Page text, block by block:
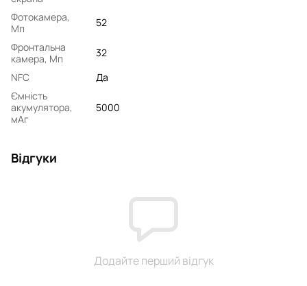
Фотокамера,
Мп
52
Фронтальна
камера, Мп
32
NFC
Да
Ємність
акумулятора,
мАг
5000
Відгуки
Додайте перший відгук